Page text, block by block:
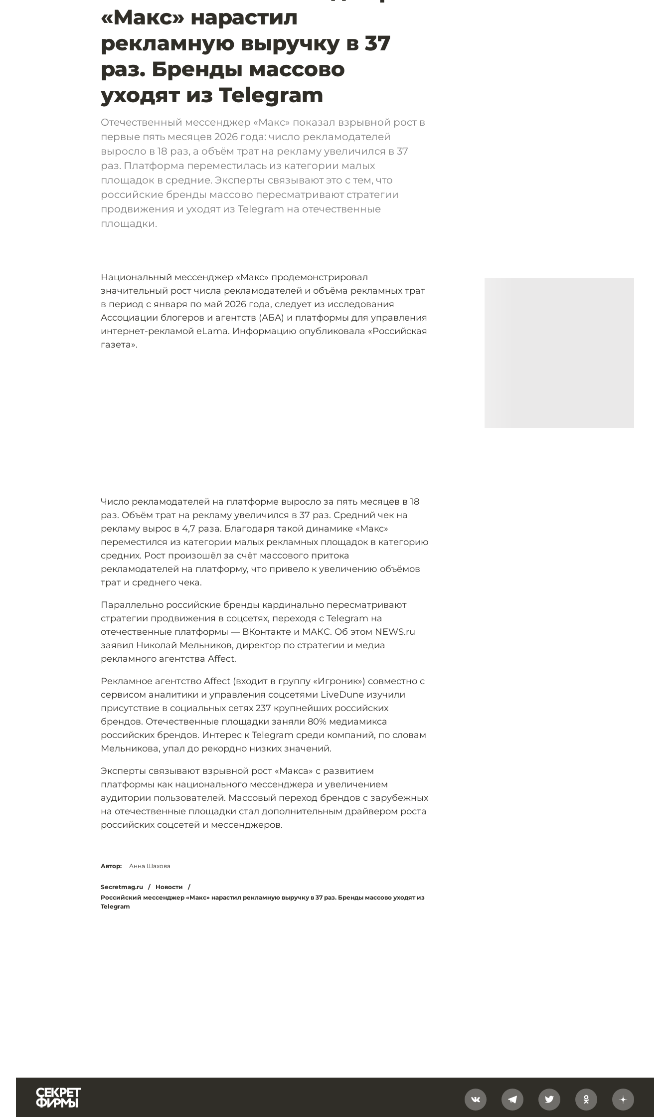
«Макс» нарастил
рекламную выручку в 37
раз. Бренды массово
уходят из Telegram
Отечественный мессенджер «Макс» показал взрывной рост в
первые пять месяцев 2026 года: число рекламодателей
выросло в 18 раз, а объём трат на рекламу увеличился в 37
раз. Платформа переместилась из категории малых
площадок в средние. Эксперты связывают это с тем, что
российские бренды массово пересматривают стратегии
продвижения и уходят из Telegram на отечественные
площадки.
Национальный мессенджер «Макс» продемонстрировал
значительный рост числа рекламодателей и объёма рекламных трат
в период с января по май 2026 года, следует из исследования
Ассоциации блогеров и агентств (АБА) и платформы для управления
интернет-рекламой eLama. Информацию опубликовала «Российская
газета».
Число рекламодателей на платформе выросло за пять месяцев в 18
раз. Объём трат на рекламу увеличился в 37 раз. Средний чек на
рекламу вырос в 4,7 раза. Благодаря такой динамике «Макс»
переместился из категории малых рекламных площадок в категорию
средних. Рост произошёл за счёт массового притока
рекламодателей на платформу, что привело к увеличению объёмов
трат и среднего чека.
Параллельно российские бренды кардинально пересматривают
стратегии продвижения в соцсетях, переходя с Telegram на
отечественные платформы — ВКонтакте и МАКС. Об этом NEWS.ru
заявил Николай Мельников, директор по стратегии и медиа
рекламного агентства Affect.
Рекламное агентство Affect (входит в группу «Игроник») совместно с
сервисом аналитики и управления соцсетями LiveDune изучили
присутствие в социальных сетях 237 крупнейших российских
брендов. Отечественные площадки заняли 80% медиамикса
российских брендов. Интерес к Telegram среди компаний, по словам
Мельникова, упал до рекордно низких значений.
Эксперты связывают взрывной рост «Макса» с развитием
платформы как национального мессенджера и увеличением
аудитории пользователей. Массовый переход брендов с зарубежных
на отечественные площадки стал дополнительным драйвером роста
российских соцсетей и мессенджеров.
Автор: Анна Шахова
Secretmag.ru / Новости
/
Российский мессенджер «Макс» нарастил рекламную выручку в 37 раз. Бренды массово уходят из
Telegram